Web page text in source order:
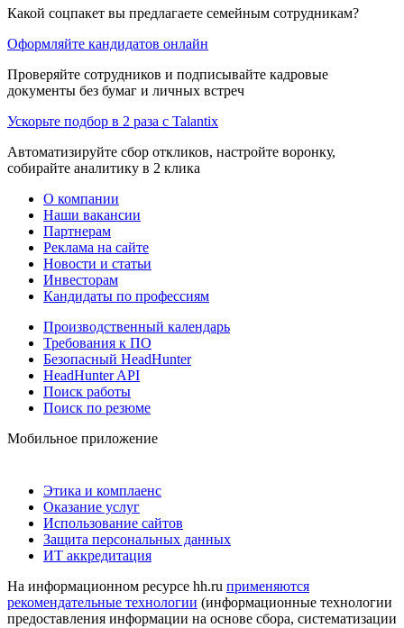
Какой соцпакет вы предлагаете семейным сотрудникам?
Оформляйте кандидатов онлайн
Проверяйте сотрудников и подписывайте кадровые
документы без бумаг и личных встреч
Ускорьте подбор в 2 раза с Talantix
Автоматизируйте сбор откликов, настройте воронку,
собирайте аналитику в 2 клика
О компании
Наши вакансии
Партнерам
Реклама на сайте
Новости и статьи
Инвесторам
Кандидаты по профессиям
Производственный календарь
Требования к ПО
Безопасный HeadHunter
HeadHunter API
Поиск работы
Поиск по резюме
Мобильное приложение
Этика и комплаенс
Оказание услуг
Использование сайтов
Защита персональных данных
ИТ аккредитация
На информационном ресурсе hh.ru применяются
рекомендательные технологии (информационные технологии
предоставления информации на основе сбора, систематизации